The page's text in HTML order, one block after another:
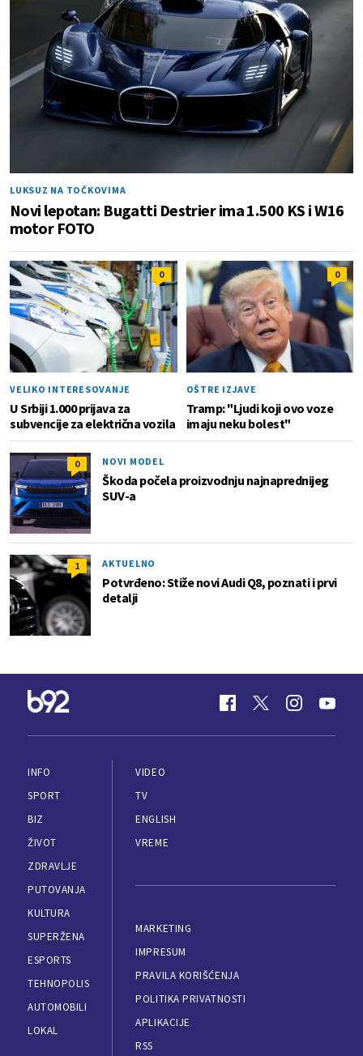
LUKSUZ NA TOČKOVIMA
Novi lepotan: Bugatti Destrier ima 1.500 KS i W16
motor FOTO
0
VELIKO INTERESOVANJE
U Srbiji 1.000 prijava za
subvencije za električna vozila
0
OŠTRE IZJAVE
Tramp: "Ljudi koji ovo voze
imaju neku bolest"
0 NOVI MODEL
Škoda počela proizvodnju najnaprednijeg
SUV-a
1 AKTUELNO
Potvrđeno: Stiže novi Audi Q8, poznati i prvi
detalji
INFO
SPORT
BIZ
ŽIVOT
ZDRAVLJE
PUTOVANJA
KULTURA
SUPERŽENA
ESPORTS
TEHNOPOLIS
AUTOMOBILI
LOKAL
VIDEO
TV
ENGLISH
VREME
MARKETING
IMPRESUM
PRAVILA KORIŠĆENJA
POLITIKA PRIVATNOSTI
APLIKACIJE
RSS